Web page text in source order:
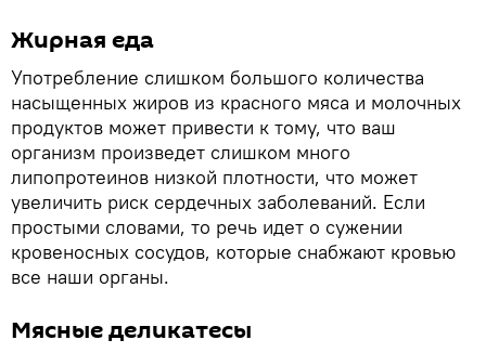
Жирная еда
Употребление слишком большого количества
насыщенных жиров из красного мяса и молочных
продуктов может привести к тому, что ваш
организм произведет слишком много
липопротеинов низкой плотности, что может
увеличить риск сердечных заболеваний. Если
простыми словами, то речь идет о сужении
кровеносных сосудов, которые снабжают кровью
все наши органы.
Мясные деликатесы